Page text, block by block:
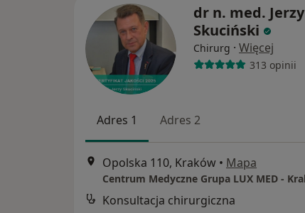
dr n. med. Jerzy
Skuciński
Chirurg · Więcej
313 opinii
Adres 1 Adres 2
Opolska 110, Kraków • Mapa
Konsultacja chirurgiczna